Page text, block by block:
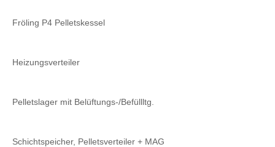
Fröling P4 Pelletskessel
Heizungsverteiler
Pelletslager mit Belüftungs-/Befüllltg.
Schichtspeicher, Pelletsverteiler + MAG